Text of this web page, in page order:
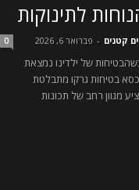
לתינוקות
קטנים - פברואר 6, 2026 0
של ילדינו נמצאת
בטיחות גרקו מתבלטת
מגוון רחב של תכונות